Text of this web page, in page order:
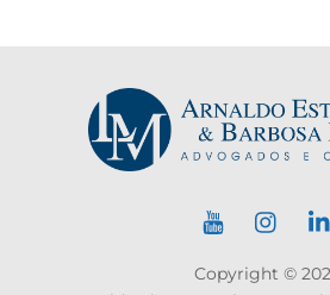
Copyright ©